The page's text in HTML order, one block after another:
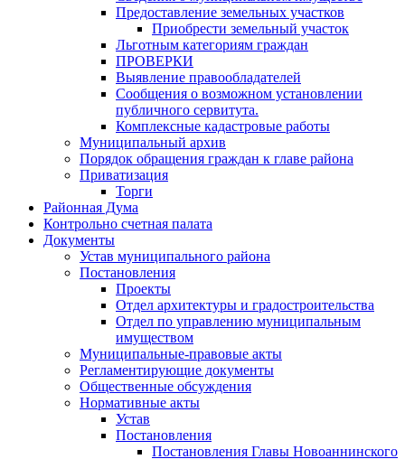
Предоставление земельных участков
Приобрести земельный участок
Льготным категориям граждан
ПРОВЕРКИ
Выявление правообладателей
Сообщения о возможном установлении
публичного сервитута.
Комплексные кадастровые работы
Муниципальный архив
Порядок обращения граждан к главе района
Приватизация
Торги
Районная Дума
Контрольно счетная палата
Документы
Устав муниципального района
Постановления
Проекты
Отдел архитектуры и градостроительства
Отдел по управлению муниципальным
имуществом
Муниципальные-правовые акты
Регламентирующие документы
Общественные обсуждения
Нормативные акты
Устав
Постановления
Постановления Главы Новоаннинского